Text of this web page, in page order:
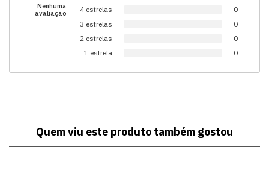
Nenhuma
avaliação
4 estrelas
0
3 estrelas
0
2 estrelas
0
1 estrela
0
Quem viu este produto também gostou